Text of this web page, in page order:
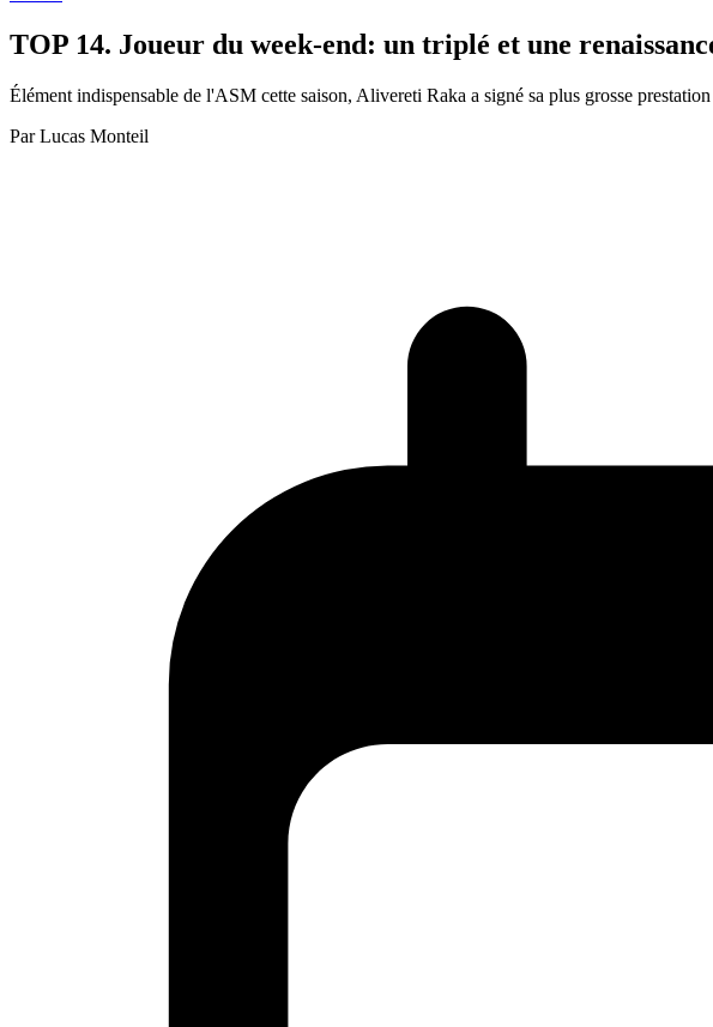
TOP 14. Joueur du week-end: un triplé et une
Élément indispensable de l'ASM cette saison, Alivereti Raka a signé sa plus grosse
Par Lucas Monteil